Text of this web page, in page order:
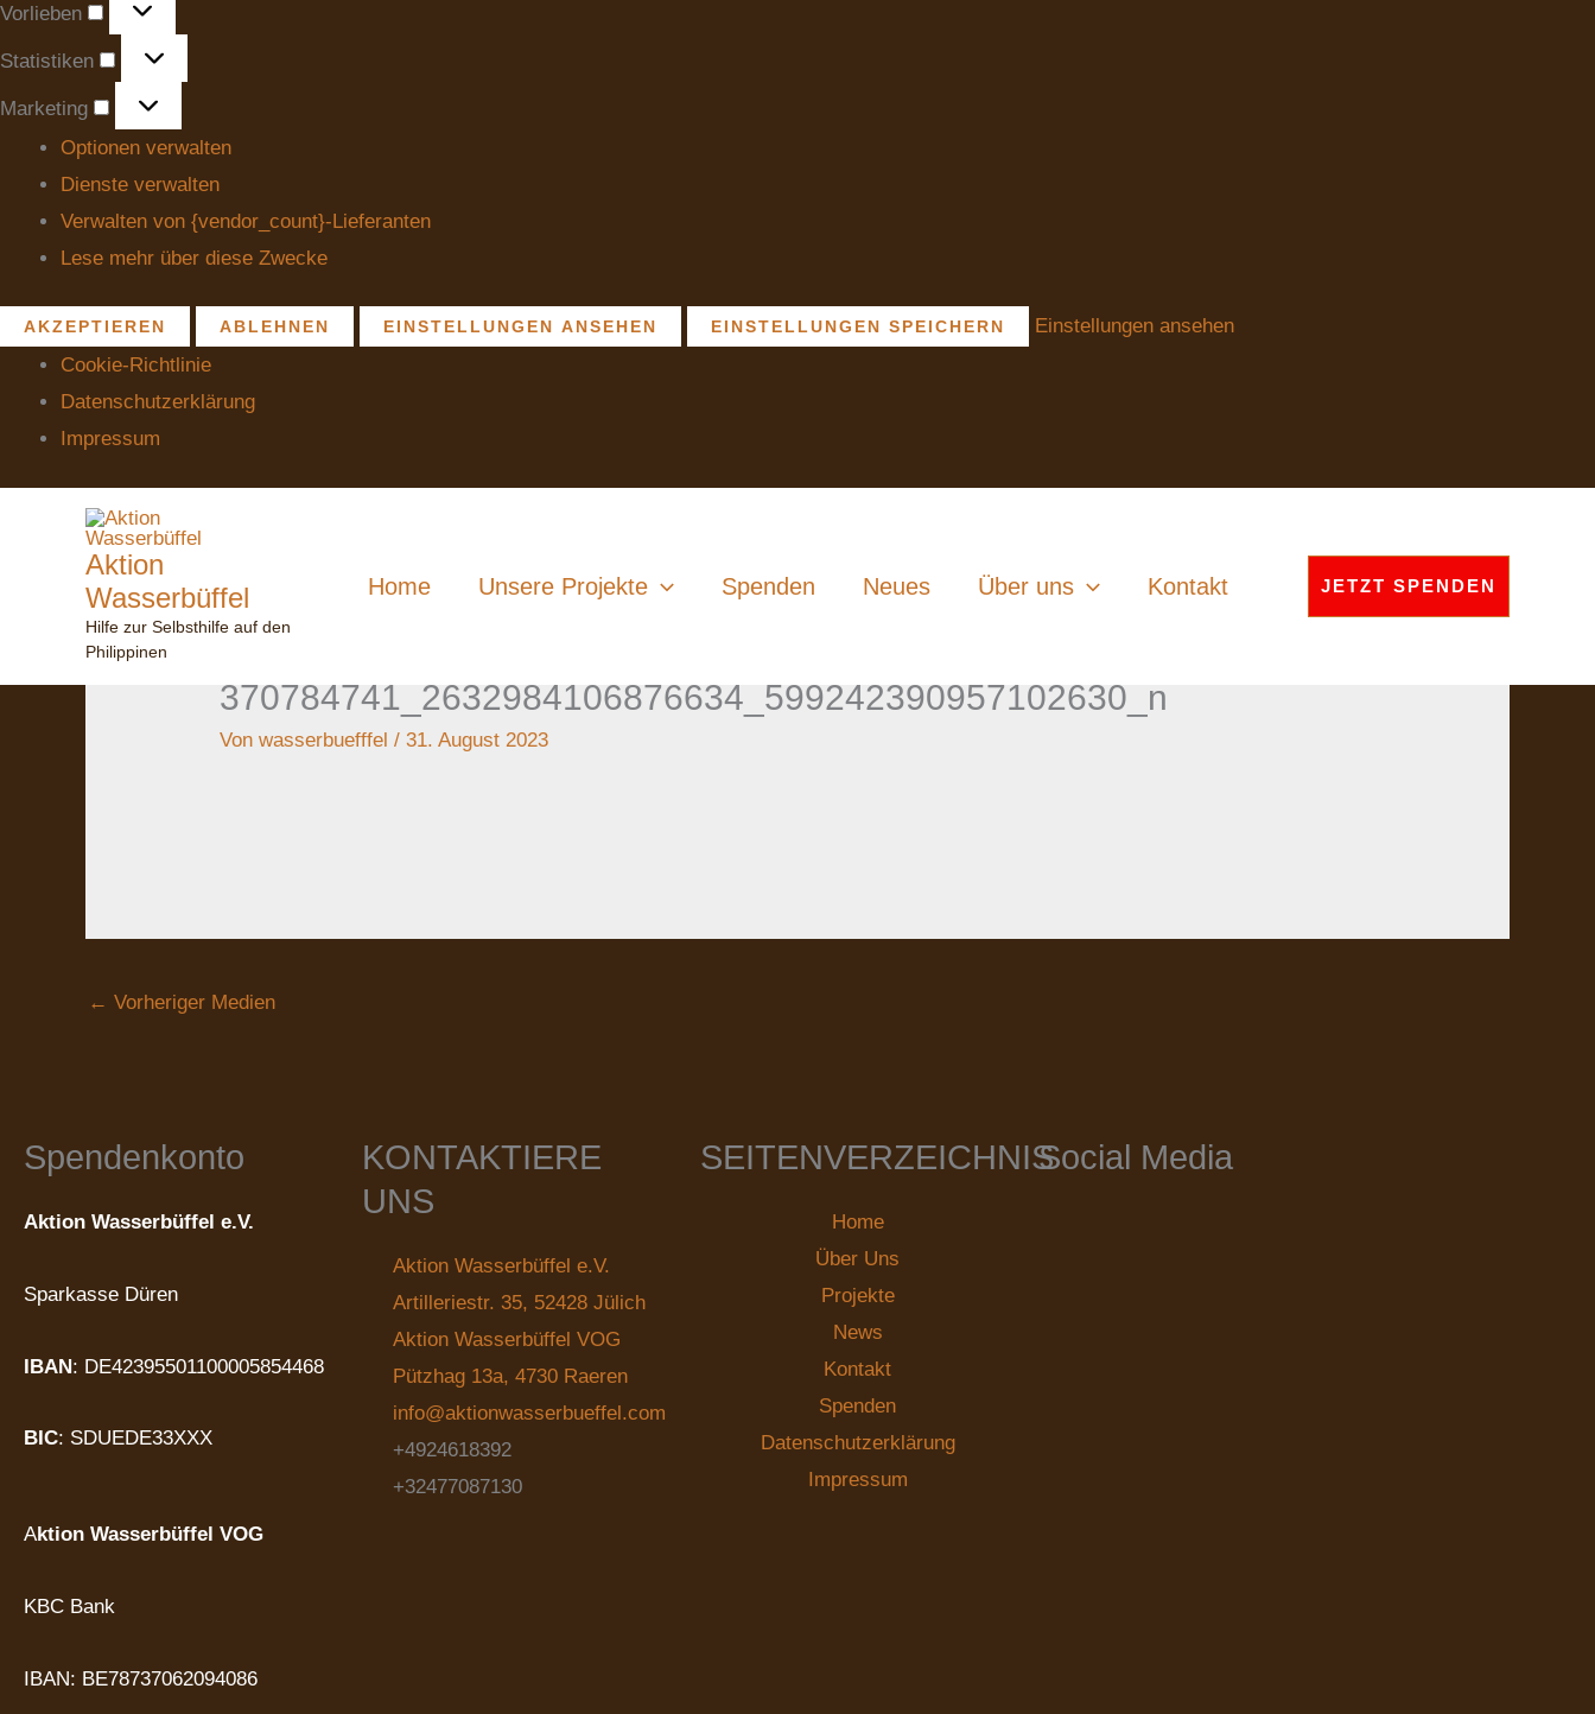
Vorlieben
Statistiken
Marketing
Optionen verwalten
Dienste verwalten
Verwalten von {vendor_count}-Lieferanten
Lese mehr über diese Zwecke
AKZEPTIEREN ABLEHNEN EINSTELLUNGEN ANSEHEN EINSTELLUNGEN SPEICHERN
Einstellungen ansehen
Cookie-Richtlinie
Datenschutzerklärung
Impressum
Aktion
Wasserbüffel
Hilfe zur Selbsthilfe auf den
Philippinen
Home Unsere Projekte Spenden Neues Über uns Kontakt JETZT SPENDEN
370784741_2632984106876634_599242390957102630_n
Vonwasserbuefffel/31. August 2023
← Vorheriger Medien
Spendenkonto
Aktion Wasserbüffel e.V.
Sparkasse Düren
IBAN: DE42395501100005854468
BIC: SDUEDE33XXX
Aktion Wasserbüffel VOG
KBC Bank
IBAN: BE78737062094086
KONTAKTIERE
UNS
Aktion Wasserbüffel e.V.
Artilleriestr. 35, 52428 Jülich
Aktion Wasserbüffel VOG
Pützhag 13a, 4730 Raeren
info@aktionwasserbueffel.com
+4924618392
+32477087130
SEITENVERZEICHNIS
Home
Über Uns
Projekte
News
Kontakt
Spenden
Datenschutz­erklärung
Impressum
Social Media